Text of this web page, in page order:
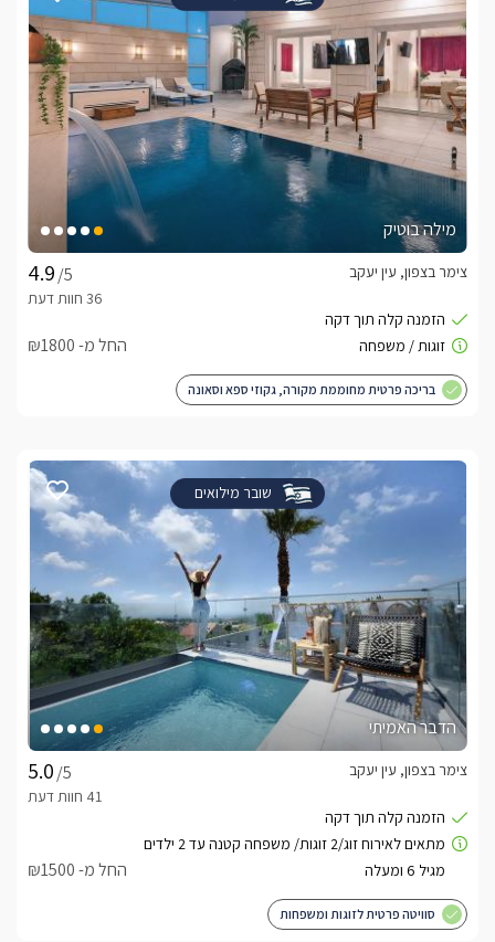
מילה בוטיק
/5
צימר בצפון, עין יעקב
החל מ- ₪1800
בריכה פרטית מחוממת מקורה, גקוזי ספא וסאונה
שובר מילואים
הדבר האמיתי
/5
צימר בצפון, עין יעקב
החל מ- ₪1500
סוויטה פרטית לזוגות ומשפחות